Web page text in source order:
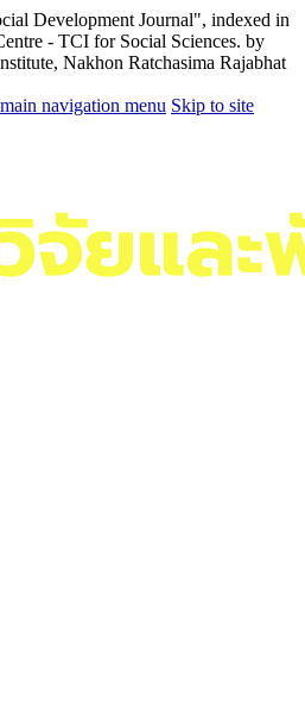
Development Journal", indexed in
- TCI for Social Sciences. by
Nakhon Ratchasima Rajabhat
navigation menu Skip to site